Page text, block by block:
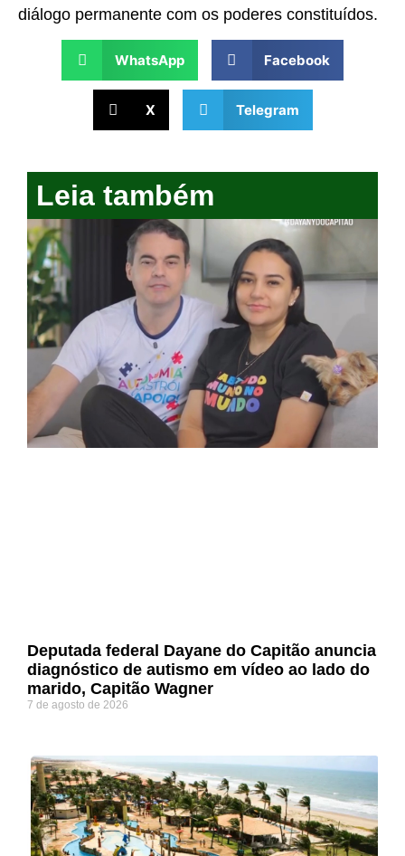
diálogo permanente com os poderes constituídos.
WhatsApp Facebook
X Telegram
Leia também
Deputada federal Dayane do Capitão anuncia
diagnóstico de autismo em vídeo ao lado do
marido, Capitão Wagner
7 de agosto de 2026